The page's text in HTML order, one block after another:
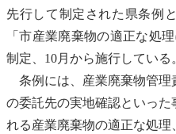
先行して制定された県条例
「市産業廃棄物の適正な処
制定、10月から施行している
条例には、 産業廃棄物管理
の委託先の実地確認といっ
れる産業廃棄物の適正な処理